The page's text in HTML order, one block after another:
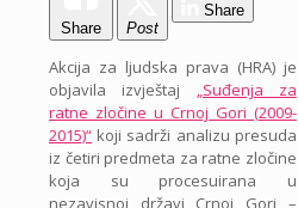
Share Post
Share
Akcija za ljudska prava (HRA) je
objavila izvještaj „Suđenja za
ratne zločine u Crnoj Gori (2009-
2015)“ koji sadrži analizu presuda
iz četiri predmeta za ratne zločine
koja su procesuirana u
nezavisnoj državi Crnoj Gori –